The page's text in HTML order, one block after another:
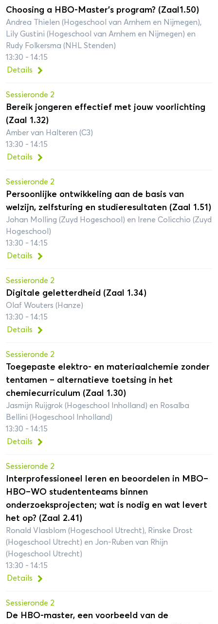
Choosing a HBO-Master’s program? (Zaal1.50)
Andrea Thielen (Hogeschool van Arnhem en Nijmegen),
Lily Gustini (Hogeschool van Arnhem en Nijmegen) en
Rudy Folkersma (NHL Stenden)
13:30 - 14:15
Details
Sessieronde 2
Bereik jongeren effectief met jouw voorlichting
(Zaal 1.32)
Amber van Halteren (C3)
13:30 - 14:15
Details
Sessieronde 2
Persoonlijke ontwikkeling aan de basis van
welzijn, zelfsturing en studieresultaten (Zaal 1.51)
Johan Molling (Zuyd Hogeschool) en Irene Colicchio (Zuyd
Hogeschool)
13:30 - 14:15
Details
Sessieronde 2
Digitale geletterdheid (Zaal 1.34)
Olaf Wouters (Hanze)
13:30 - 14:15
Details
Sessieronde 2
Toegepaste elektro- en materiaalchemie zonder
tentamen – alternatieve toetsing in het
chemiecurriculum (Zaal 1.30)
Jasmijn Ruijgrok (Hogeschool Inholland) en Rosalba
Bellini (Hogeschool Inholland)
13:30 - 14:15
Details
Sessieronde 2
Interprofessioneel leren en beoordelen in MBO–
HBO–WO studententeams binnen
onderzoeksprojecten; wat is nodig en wat levert
het op? (Zaal 2.41)
Ronald Vlasblom (Hogeschool Utrecht), Rinske Drost
(Hogeschool Utrecht) en Jon-Ruben van Rhijn
(Hogeschool Utrecht)
13:30 - 14:15
Details
Sessieronde 2
De HBO-master, een voorbeeld van de